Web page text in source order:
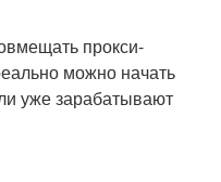
прокси-
можно начать
уже зарабатывают